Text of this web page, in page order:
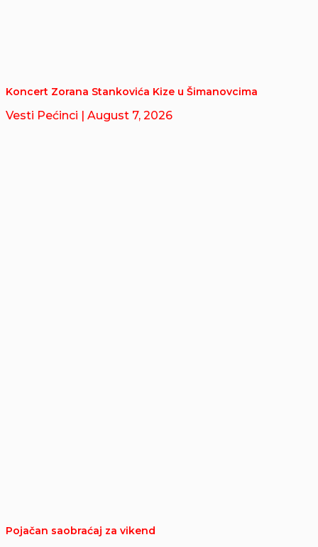
Koncert Zorana Stankovića Kize u Šimanovcima
Vesti Pećinci | August 7, 2026
Pojačan saobraćaj za vikend